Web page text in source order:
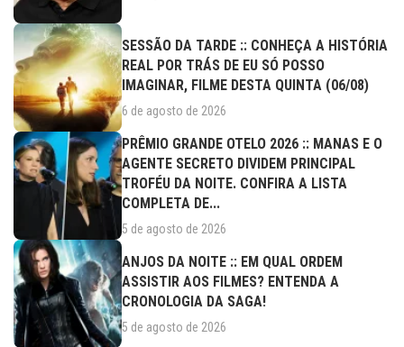
SESSÃO DA TARDE :: CONHEÇA A HISTÓRIA
REAL POR TRÁS DE EU SÓ POSSO
IMAGINAR, FILME DESTA QUINTA (06/08)
6 de agosto de 2026
PRÊMIO GRANDE OTELO 2026 :: MANAS E O
AGENTE SECRETO DIVIDEM PRINCIPAL
TROFÉU DA NOITE. CONFIRA A LISTA
COMPLETA DE...
5 de agosto de 2026
ANJOS DA NOITE :: EM QUAL ORDEM
ASSISTIR AOS FILMES? ENTENDA A
CRONOLOGIA DA SAGA!
5 de agosto de 2026